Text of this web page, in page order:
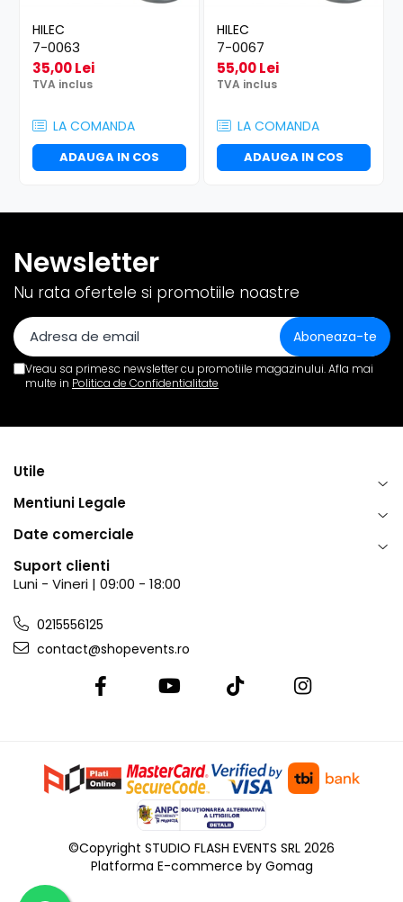
HILEC
7-0063
35,00 Lei
TVA inclus
LA COMANDA
ADAUGA IN COS
HILEC
7-0067
55,00 Lei
TVA inclus
LA COMANDA
ADAUGA IN COS
Newsletter
Nu rata ofertele si promotiile noastre
Vreau sa primesc newsletter cu promotiile magazinului. Afla mai
multe in Politica de Confidentialitate
Utile
Mentiuni Legale
Date comerciale
Suport clienti
Luni - Vineri | 09:00 - 18:00
0215556125
contact@shopevents.ro
©Copyright STUDIO FLASH EVENTS SRL 2026
Platforma E-commerce by Gomag